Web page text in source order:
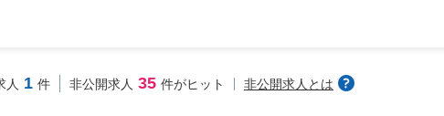
人 1 件 非公開求人 35 件がヒット 非公開求人とは